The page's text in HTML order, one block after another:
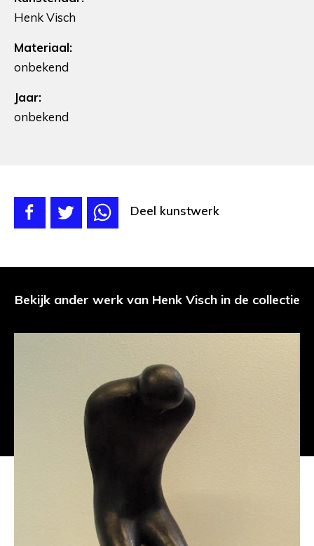
Henk Visch
Materiaal:
onbekend
Jaar:
onbekend
Deel kunstwerk
Bekijk ander werk van Henk Visch in de collectie